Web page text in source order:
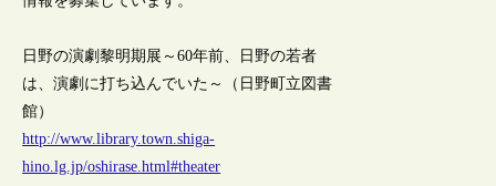
日野の演劇黎明期展～60年前、日野の若者
は、演劇に打ち込んでいた～（日野町立図書
館）
http://www.library.town.shiga-
hino.lg.jp/oshirase.html#theater